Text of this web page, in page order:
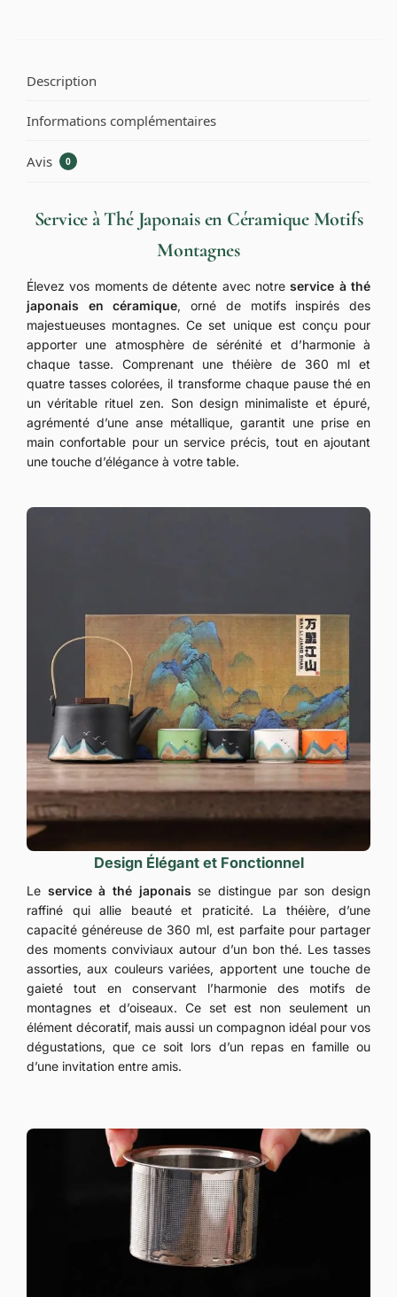
Description
Informations complémentaires
Avis 0
Service à Thé Japonais en Céramique Motifs
Montagnes
Élevez vos moments de détente avec notreservice à thé
japonais en céramique, orné de motifs inspirés des
majestueuses montagnes. Ce set unique est conçu pour
apporter une atmosphère de sérénité et d’harmonie à
chaque tasse. Comprenant une théière de 360 ml et
quatre tasses colorées, il transforme chaque pause thé en
un véritable rituel zen. Son design minimaliste et épuré,
agrémenté d’une anse métallique, garantit une prise en
main confortable pour un service précis, tout en ajoutant
une touche d’élégance à votre table.
Design Élégant et Fonctionnel
Le service à thé japonais se distingue par son design
raffiné qui allie beauté et praticité. La théière, d’une
capacité généreuse de 360 ml, est parfaite pour partager
des moments conviviaux autour d’un bon thé. Les tasses
assorties, aux couleurs variées, apportent une touche de
gaieté tout en conservant l’harmonie des motifs de
montagnes et d’oiseaux. Ce set est non seulement un
élément décoratif, mais aussi un compagnon idéal pour vos
dégustations, que ce soit lors d’un repas en famille ou
d’une invitation entre amis.